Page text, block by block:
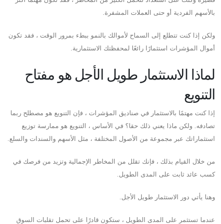
بالأسهم الفردية أو حتى العملات المشفرة.
ولكن إذا كنت تتطلع إلى السماح لأموالك بالنمو ببطء بمرور الوقت ، فقد تكون
أموال المؤشرات استثمارًا رائعًا لمحفظتك الاستثمارية.
لماذا الاستثمار طويل الأجل هو مفتاح
التنويع
إذا كنت مهتمًا بالاستثمار في صناديق المؤشرات ، فإن التنويع هو مصطلح ربما
تصادفه. ولكن ماذا يعني ذلك حقا؟ في الأساس ، التنويع هو ممارسة توزيع
استثماراتك عبر مجموعة من الأصول المختلفة ، مثل الأسهم والسندات والسلع.
من خلال القيام بذلك ، فإنك تقلل من المخاطر الإجمالية وتزيد من فرصك في
كسب عائد ثابت على المدى الطويل.
وهنا يأتي دور الاستثمار طويل الأجل.
عندما تستثمر على المدى الطويل ، ستكون قادرًا على تحمل تقلبات السوق